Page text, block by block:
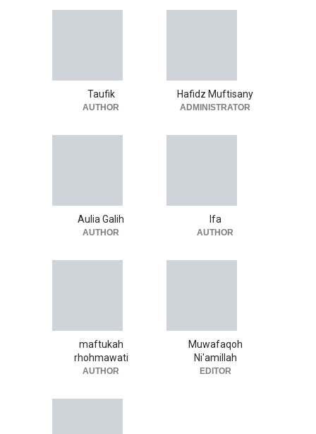
Taufik
AUTHOR
Hafidz Muftisany
ADMINISTRATOR
Aulia Galih
AUTHOR
Ifa
AUTHOR
maftukah
rhohmawati
AUTHOR
Muwafaqoh
Ni'amillah
EDITOR